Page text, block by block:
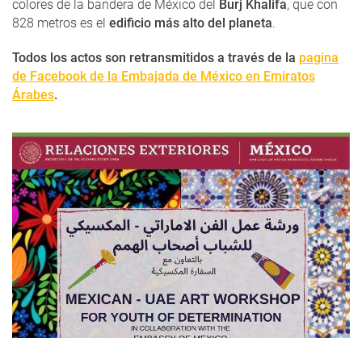
colores de la bandera de México del Burj Khalifa, que con
828 metros es el edificio más alto del planeta.
Todos los actos son retransmitidos a través de la pagina
de Facebook de la Embajada de México en Emiratos
Árabes.